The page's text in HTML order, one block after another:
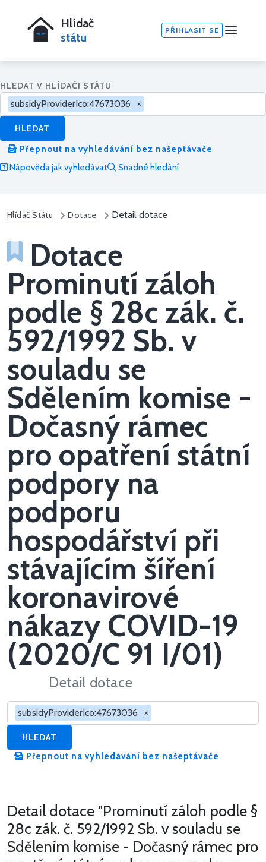
Hlídač
státu
PŘIHLÁSIT SE
HLEDAT V HLÍDAČI STÁTU
subsidyProviderIco:47673036 ×
HLEDAT
Přepnout na vyhledávání bez našeptávače
Nápověda jak vyhledávat
Snadné hledání
Hlídač Státu Dotace Detail dotace
Dotace
Prominutí záloh
podle § 28c zák. č.
592/1992 Sb. v
souladu se
Sdělením komise -
Dočasný rámec
pro opatření státní
podpory na
podporu
hospodářství při
stávajícím šíření
koronavirové
nákazy COVID-19
(2020/C 91 I/01)
Detail dotace
Hledat v dotacích
subsidyProviderIco:47673036 ×
HLEDAT
Přepnout na vyhledávání bez našeptávače
Detail dotace "Prominutí záloh podle §
28c zák. č. 592/1992 Sb. v souladu se
Sdělením komise - Dočasný rámec pro